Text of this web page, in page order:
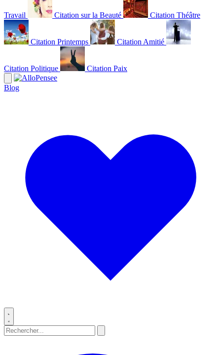
Travail Citation sur la Beauté Citation Théâtre
Citation Printemps Citation Amitié
Citation Politique Citation Paix
Blog